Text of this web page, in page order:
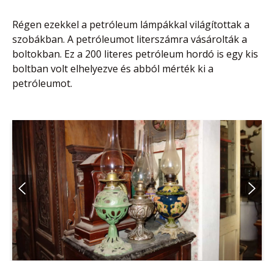
Régen ezekkel a petróleum lámpákkal világítottak a
szobákban. A petróleumot literszámra vásárolták a
boltokban. Ez a 200 literes petróleum hordó is egy kis
boltban volt elhelyezve és abból mérték ki a
petróleumot.